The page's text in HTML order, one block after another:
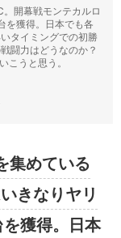
。開幕戦モンテカルロ
を獲得。日本でも各
タイミングでの初勝
闘力はどうなのか？
こうと思う。
集めている
きなりヤリ
獲得。日本